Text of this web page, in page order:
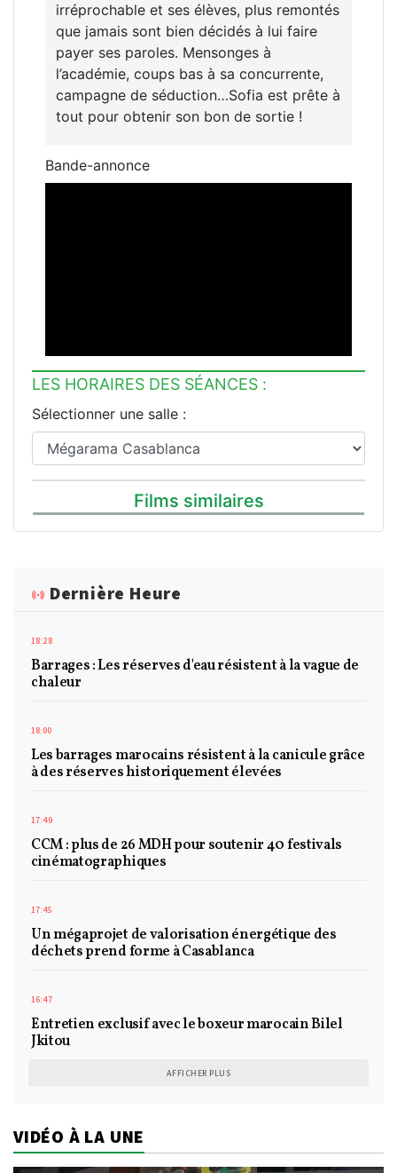
irréprochable et ses élèves, plus remontés
que jamais sont bien décidés à lui faire
payer ses paroles. Mensonges à
l’académie, coups bas à sa concurrente,
campagne de séduction…Sofia est prête à
tout pour obtenir son bon de sortie !
Bande-annonce
LES HORAIRES DES SÉANCES :
Sélectionner une salle :
Films similaires
Dernière Heure
18:28
Barrages : Les réserves d'eau résistent à la vague de
chaleur
18:00
Les barrages marocains résistent à la canicule grâce
à des réserves historiquement élevées
17:49
CCM : plus de 26 MDH pour soutenir 40 festivals
cinématographiques
17:45
Un mégaprojet de valorisation énergétique des
déchets prend forme à Casablanca
16:47
Entretien exclusif avec le boxeur marocain Bilel
Jkitou
AFFICHER PLUS
VIDÉO À LA UNE